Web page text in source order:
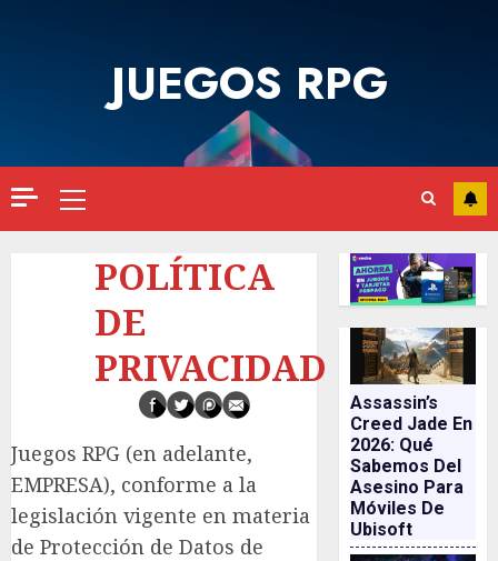
JUEGOS RPG
Menú
principal
POLÍTICA
DE
PRIVACIDAD
Juegos RPG (en adelante,
EMPRESA), conforme a la
legislación vigente en materia
de Protección de Datos de
Assassin’s
Creed Jade En
2026: Qué
Sabemos Del
Asesino Para
Móviles De
Ubisoft